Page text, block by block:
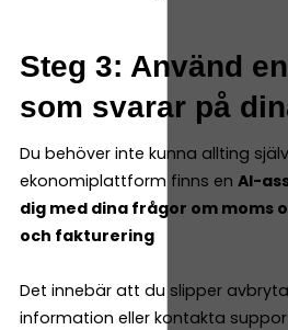
Steg 3: Använd
som svarar på
Du behöver inte kunna allting
ekonomiplattform finns en AI-
dig med dina frågor om moms
och fakturering
Det innebär att du slipper
information eller kontakta